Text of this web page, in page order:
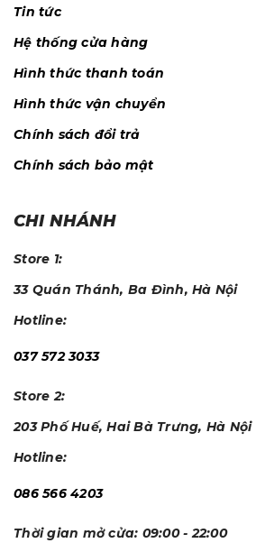
Tin tức
Hệ thống cửa hàng
Hình thức thanh toán
Hình thức vận chuyển
Chính sách đổi trả
Chính sách bảo mật
CHI NHÁNH
Store 1:
33 Quán Thánh, Ba Đình, Hà Nội
Hotline:
037 572 3033
Store 2:
203 Phố Huế, Hai Bà Trưng, Hà Nội
Hotline:
086 566 4203
Thời gian mở cửa: 09:00 - 22:00